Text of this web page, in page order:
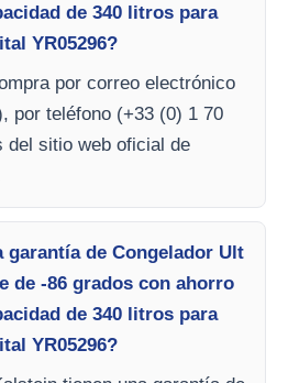
de 340 litros para
YR05296?
por correo electrónico
por teléfono (+33 (0) 1 70
del sitio web oficial de
garantía de Congelador Ult
de -86 grados con ahorro
de 340 litros para
YR05296?